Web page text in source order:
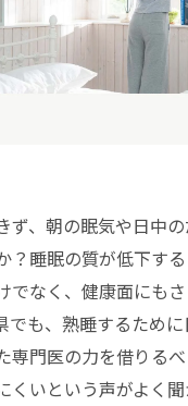
ず、朝の眠気や日中
？睡眠の質が低下す
でなく、健康面にも
でも、熟睡するため
専門医の力を借りる
くいという声がよく